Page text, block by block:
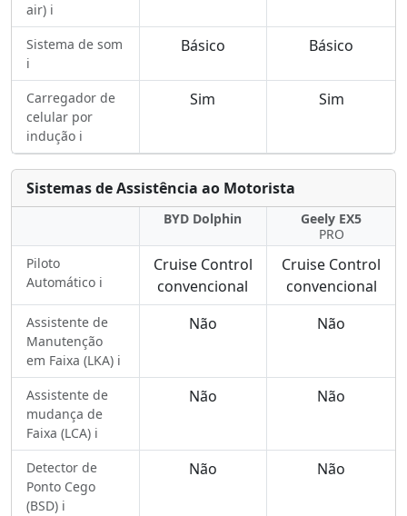
air) ℹ️
Sistema de som
ℹ️
Básico Básico
Carregador de
celular por
indução ℹ️
Sim Sim
Sistemas de Assistência ao Motorista
BYD Dolphin
Geely EX5
PRO
Piloto
Automático ℹ️
Cruise Control
convencional
Cruise Control
convencional
Assistente de
Manutenção
em Faixa (LKA) ℹ️
Não Não
Assistente de
mudança de
Faixa (LCA) ℹ️
Não Não
Detector de
Ponto Cego
(BSD) ℹ️
Não Não